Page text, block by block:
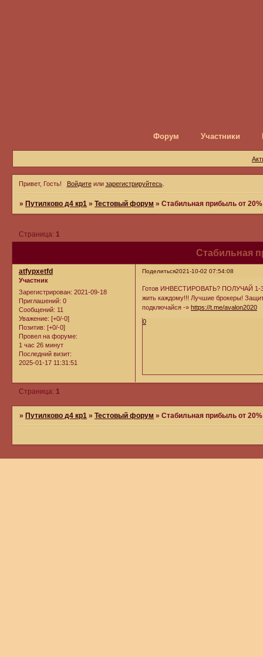
Форум Участники
Привет, Гость! Войдитеили зарегистрируйтесь.
» Путилково д4 кр1 »Тестовый форум »Стабильная прибыль от
Стабильная
Страница: 1
Поделиться2021-10-02 07:54:08
atfypxetfd
Участник
Зарегистрирован: 2021-09-18
Приглашений: 0
Сообщений: 11
Уважение: [+0/-0]
Позитив: [+0/-0]
Провел на форуме:
1 час 26 минут
Последний визит:
2025-01-17 11:31:51
Готов ИНВЕСТИРОВАТЬ? ПОЛУЧАЙ 1-3
жить каждому!!! Лучшие брокеры!
подключайся -»https://t.me/avalon2020
0
Страница: 1
» Путилково д4 кр1 »Тестовый форум »Стабильная прибыль от